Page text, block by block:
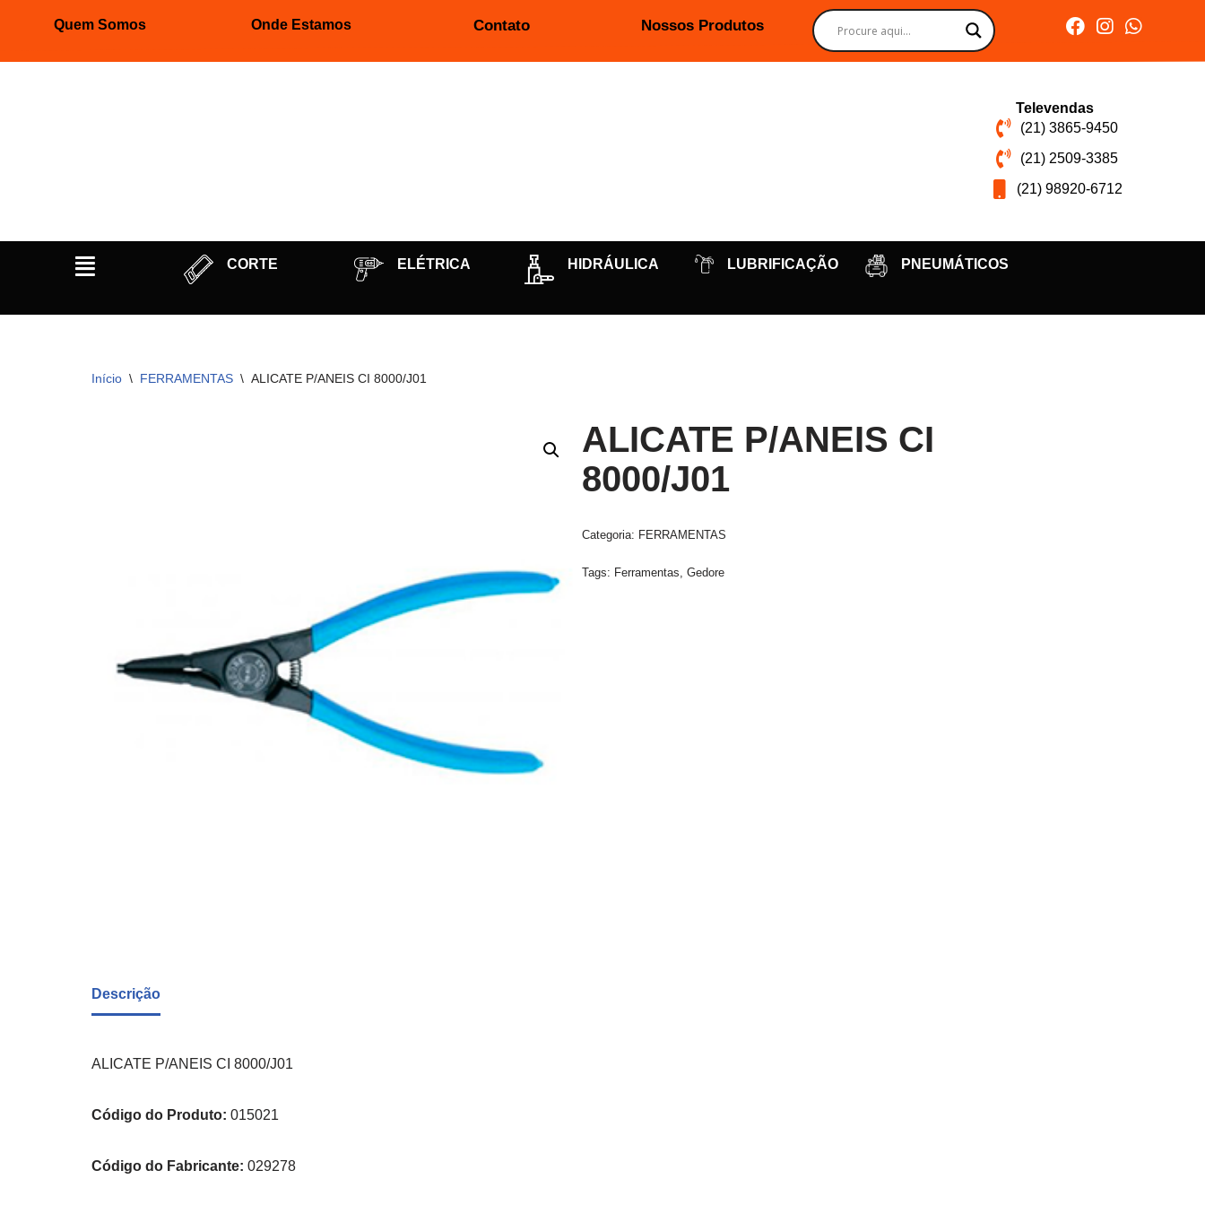
Quem Somos Onde Estamos Contato Nossos Produtos
Televendas
(21) 3865-9450
(21) 2509-3385
(21) 98920-6712
CORTE ELÉTRICA HIDRÁULICA LUBRIFICAÇÃO PNEUMÁTICOS
Início \ FERRAMENTAS \ ALICATE P/ANEIS CI 8000/J01
ALICATE P/ANEIS CI
8000/J01
Categoria: FERRAMENTAS
Tags: Ferramentas,Gedore
Descrição
ALICATE P/ANEIS CI 8000/J01
Código do Produto: 015021
Código do Fabricante: 029278